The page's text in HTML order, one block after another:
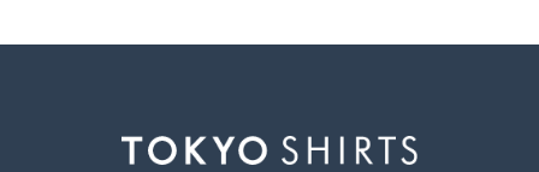
この商品に対するお問い合わせ